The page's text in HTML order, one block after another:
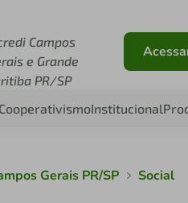
Campos
e Grande
PR/SP
Institucional
Gerais PR/SP Social